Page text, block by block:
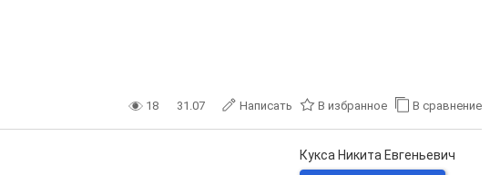
18 31.07 Написать В избранное В сравнение
Кукса Никита Евгеньевич